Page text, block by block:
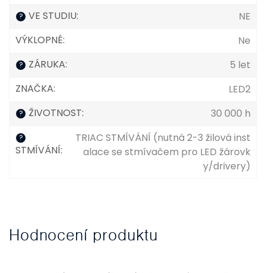
? VE STUDIU:
NE
VÝKLOPNÉ: Ne
? ZÁRUKA:
5 let
ZNAČKA: LED2
? ŽIVOTNOST: 30 000 h
?
STMÍVÁNÍ:
TRIAC STMÍVÁNÍ (nutná 2-3 žilová inst
alace se stmívačem pro LED žárovk
y/drivery)
Hodnocení produktu